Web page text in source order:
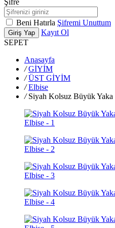
Şifre
Beni Hatırla Şifremi Unuttum
Giriş Yap
Kayıt Ol
SEPET
Anasayfa
/ GİYİM
/ ÜST GİYİM
/ Elbise
/ Siyah Kolsuz Büyük